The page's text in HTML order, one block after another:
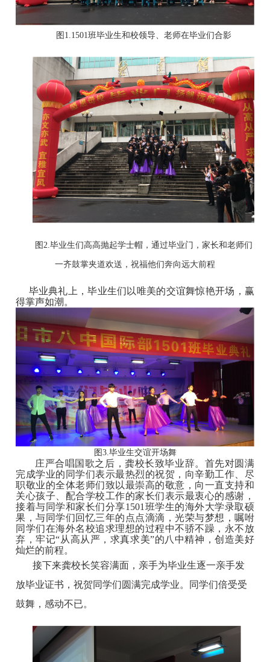
图 1.1501班毕业生和校领导、老师在毕业们合影
图 2.毕业生们高高抛起学士帽， 通过毕业门， 家长和老师们
一齐鼓掌夹道欢送，祝福他们奔向远大前程
毕业典礼上，毕业生们以唯美的交谊舞惊艳开场，赢
得掌声如潮。
图 3.毕业生交谊开场舞
庄严合唱国歌之后，龚校长致毕业辞。首先对圆满
完成学业的同学们表示最热烈的祝贺 ， 向辛勤工作、尽
职敬业的全体老师们致以最崇高的敬意 ， 向一直支持和
关心孩子、配合学校工作的家长们表示最衷心的感谢，
接着与同学和家长们分享1501班学生的海外大学录取硕
果，与同学们回忆三年的点点滴滴，光荣与梦想，嘱咐
同学们在海外名校追求理想的过程中不骄不躁，永不放
弃，牢记“从高从严，求真求美”的八中精神，创造美好
灿烂的前程。
接下来龚校长笑容满面，亲手为毕业生逐一亲手发
放毕业证书，祝贺同学们圆满完成学业。同学们倍受受
鼓舞，感动不已。